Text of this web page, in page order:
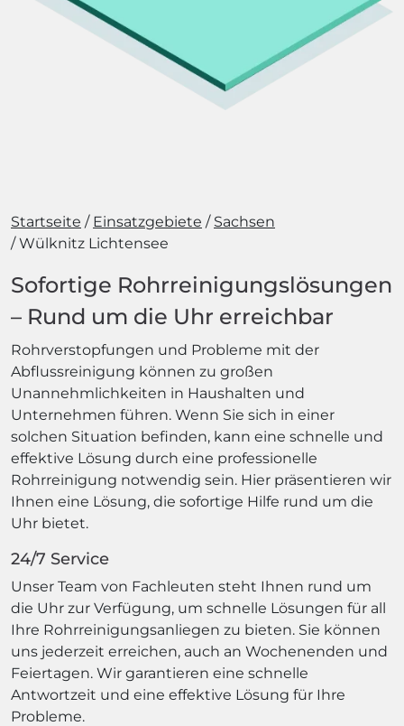
Startseite Einsatzgebiete
Sachsen
Wülknitz Lichtensee
Sofortige Rohrreinigungslösungen
– Rund um die Uhr erreichbar
Rohrverstopfungen und Probleme mit der
Abflussreinigung können zu großen
Unannehmlichkeiten in Haushalten und
Unternehmen führen. Wenn Sie sich in einer
solchen Situation befinden, kann eine schnelle und
effektive Lösung durch eine professionelle
Rohrreinigung notwendig sein. Hier präsentieren wir
Ihnen eine Lösung, die sofortige Hilfe rund um die
Uhr bietet.
24/7 Service
Unser Team von Fachleuten steht Ihnen rund um
die Uhr zur Verfügung, um schnelle Lösungen für all
Ihre Rohrreinigungsanliegen zu bieten. Sie können
uns jederzeit erreichen, auch an Wochenenden und
Feiertagen. Wir garantieren eine schnelle
Antwortzeit und eine effektive Lösung für Ihre
Probleme.